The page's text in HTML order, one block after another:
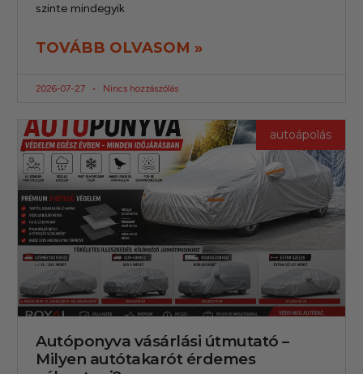
szinte mindegyik
TOVÁBB OLVASOM »
2026-07-27 Nincs hozzászólás
autoápolás
Autóponyva vásárlási útmutató –
Milyen autótakarót érdemes